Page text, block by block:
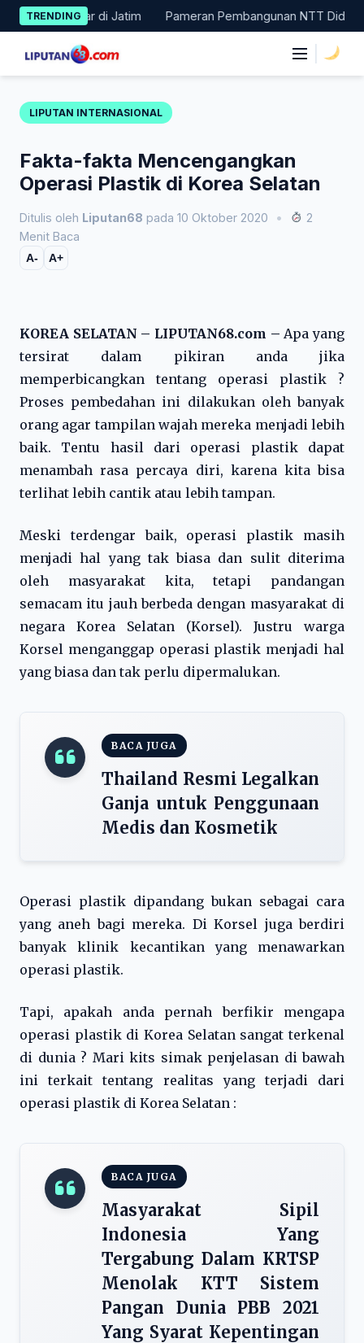
Skip
to
content
TRENDING
Besar di Jatim Pameran Pembangunan NTT Didorong Naik
LIPUTAN INTERNASIONAL
Fakta-fakta Mencengangkan
Operasi Plastik di Korea Selatan
Ditulis oleh Liputan68 pada 10 Oktober 2020 •
2
Menit Baca
A- A+
KOREA SELATAN – LIPUTAN68.com – Apa yang
tersirat dalam pikiran anda jika
memperbicangkan tentang operasi plastik ?
Proses pembedahan ini dilakukan oleh banyak
orang agar tampilan wajah mereka menjadi lebih
baik. Tentu hasil dari operasi plastik dapat
menambah rasa percaya diri, karena kita bisa
terlihat lebih cantik atau lebih tampan.
Meski terdengar baik, operasi plastik masih
menjadi hal yang tak biasa dan sulit diterima
oleh masyarakat kita, tetapi pandangan
semacam itu jauh berbeda dengan masyarakat di
negara Korea Selatan (Korsel). Justru warga
Korsel menganggap operasi plastik menjadi hal
yang biasa dan tak perlu dipermalukan.
BACA JUGA
Thailand Resmi Legalkan
Ganja untuk Penggunaan
Medis dan Kosmetik
Operasi plastik dipandang bukan sebagai cara
yang aneh bagi mereka. Di Korsel juga berdiri
banyak klinik kecantikan yang menawarkan
operasi plastik.
Tapi, apakah anda pernah berfikir mengapa
operasi plastik di Korea Selatan sangat terkenal
di dunia ? Mari kits simak penjelasan di bawah
ini terkait tentang realitas yang terjadi dari
operasi plastik di Korea Selatan :
BACA JUGA
Masyarakat Sipil
Indonesia Yang
Tergabung Dalam KRTSP
Menolak KTT Sistem
Pangan Dunia PBB 2021
Yang Syarat Kepentingan